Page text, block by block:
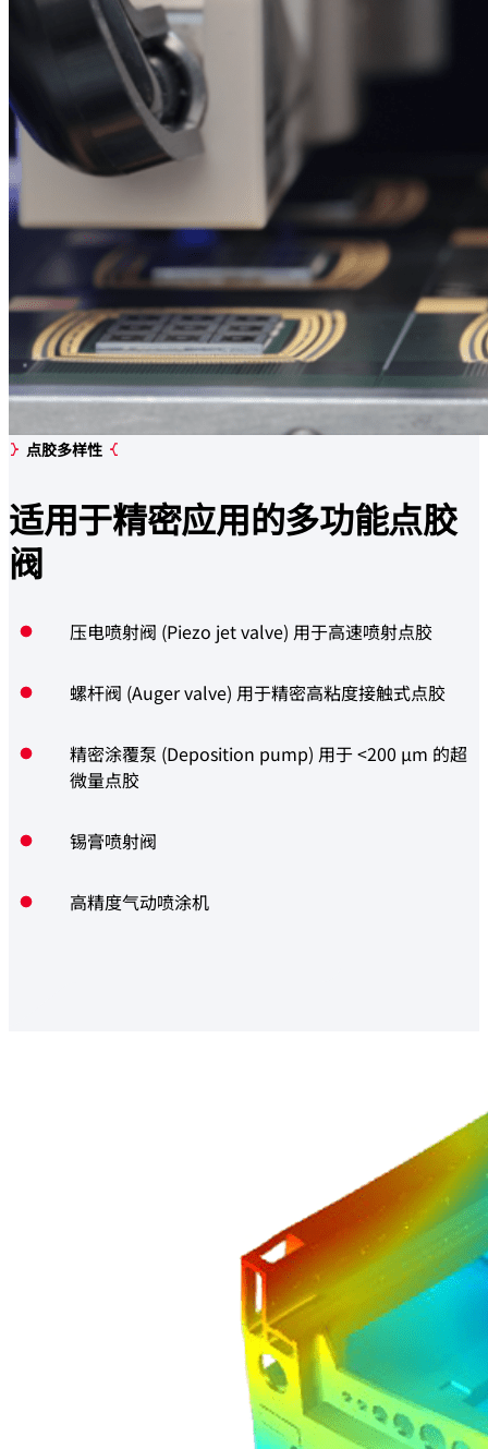
点胶多样性
适用于精密应用的多功能点胶
阀
压电喷射阀 (Piezo jet valve) 用于高速喷射点胶
螺杆阀 (Auger valve) 用于精密高粘度接触式点胶
精密涂覆泵 (Deposition pump) 用于 <200 µm 的超
微量点胶
锡膏喷射阀
高精度气动喷涂机